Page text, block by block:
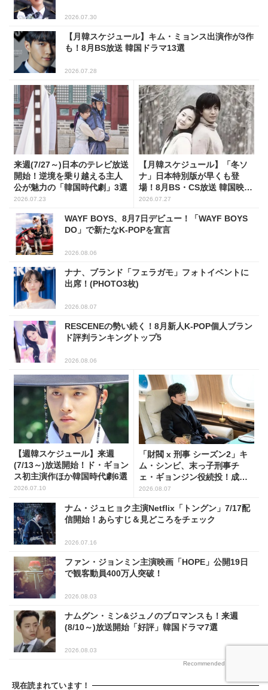
2026.07.30
【月韓スケジュール】キム・ミョンス出演作が3作
も！8月BS放送 韓国ドラマ13選
2026.07.28
来週(7/27～)日本のテレビ放送
開始！逆境を乗り越える主人
公が魅力の「韓国時代劇」3選
2026.07.23
【月韓スケジュール】「冬ソ
ナ」日本特別版が早くも登
場！8月BS・CS放送 韓国映画
(全109選)
2026.07.27
WAYF BOYS、8月7日デビュー！「WAYF BOYS
DO」で新たなK-POPを宣言
2026.08.06
ナナ、ブランド「フェラガモ」フォトイベントに
出席！(PHOTO3枚)
2026.08.07
RESCENEの勢い続く！8月新人K-POP個人ブラン
ド評判ランキングトップ5
2026.08.06
【週韓スケジュール】来週
(7/13～)放送開始！ド・ギョン
ス初主演作ほか韓国時代劇6選
2026.07.10
「財閥 x 刑事 シーズン2」キ
ム・シンビ、末っ子刑事チ
ェ・ギョンジン役続投！成長
した姿に注目
2026.08.07
ナム・ジュヒョク主演Netflix「トングン」7/17配
信開始！あらすじ＆見どころをチェック
2026.07.16
ファン・ジョンミン主演映画「HOPE」公開19日
で観客動員400万人突破！
2026.08.03
ナムグン・ミン&ジュノのブロマンスも！来週
(8/10～)放送開始「好評」韓国ドラマ7選
2026.08.03
Recommended by
現在読まれています！